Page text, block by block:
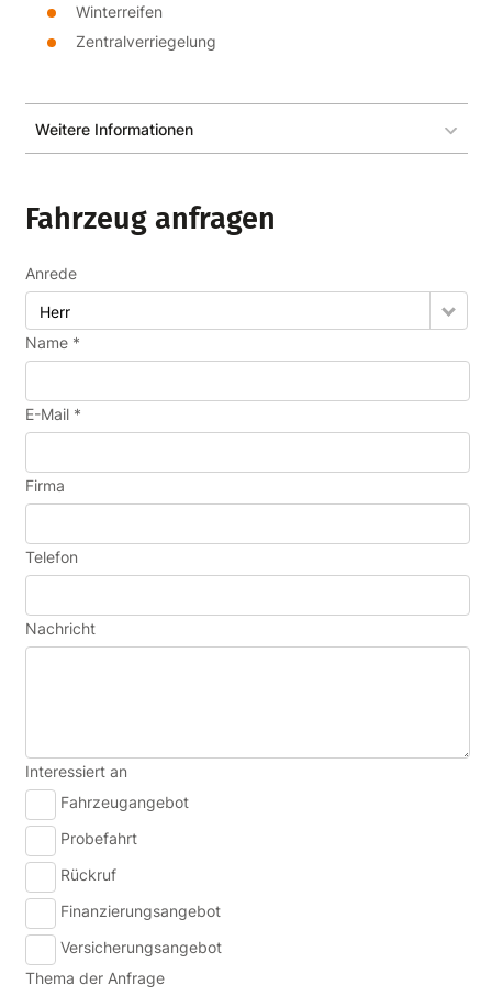
Winterreifen
Zentralverriegelung
Weitere Informationen
Fahrzeug anfragen
Anrede
Herr
Name *
E-Mail *
Firma
Telefon
Nachricht
Interessiert an
Fahrzeugangebot
Probefahrt
Rückruf
Finanzierungsangebot
Versicherungsangebot
Thema der Anfrage